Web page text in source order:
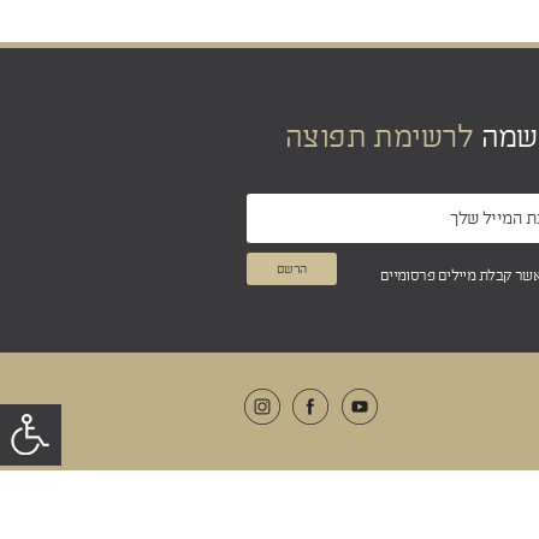
לרשימת תפוצה
קבלת מיילים פרסומיים